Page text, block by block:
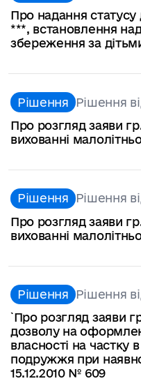
Про надання статусу
***, встановлення
збереження за
Рішення Рішення
Про розгляд заяви
вихованні
Рішення Рішення
Про розгляд заяви
вихованні
Рішення Рішення
`Про розгляд заяви
дозволу на
власності на частку
подружжя при
15.12.2010 № 609